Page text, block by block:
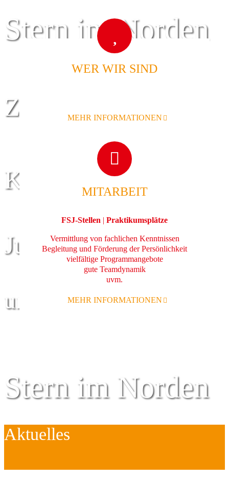
Stern im Norden
Zentrum für
Kinder
Jugend
und Familie
Stern im Norden
Zentrum für
WER WIR SIND
MEHR INFORMATIONEN
MITARBEIT
FSJ-Stellen | Praktikumsplätze
Vermittlung von fachlichen Kenntnissen
Begleitung und Förderung der Persönlichkeit
vielfältige Programmangebote
gute Teamdynamik
uvm.
MEHR INFORMATIONEN
Aktuelles